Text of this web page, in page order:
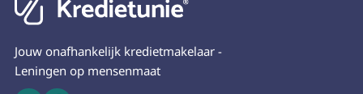
Jouw onafhankelijk kredietmakelaar -
Leningen op mensenmaat